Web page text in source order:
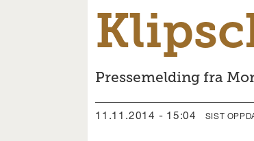
Pressemelding fra
11.11.2014 - 15:04 SIST